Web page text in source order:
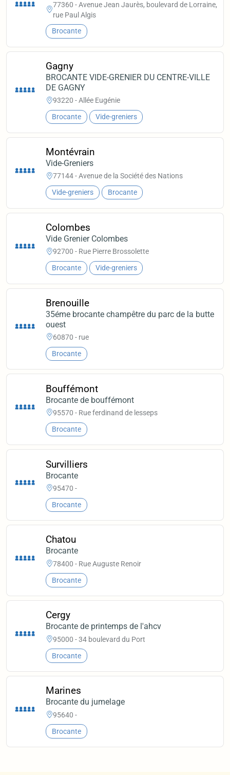
77360 - Avenue Jean Jaurès, boulevard de Lorraine,
rue Paul Algis
Brocante
Gagny
BROCANTE VIDE-GRENIER DU CENTRE-VILLE
DE GAGNY
93220 - Allée Eugénie
Brocante Vide-greniers
Montévrain
Vide-Greniers
77144 - Avenue de la Société des Nations
Vide-greniers Brocante
Colombes
Vide Grenier Colombes
92700 - Rue Pierre Brossolette
Brocante Vide-greniers
Brenouille
35éme brocante champêtre du parc de la butte
ouest
60870 - rue
Brocante
Bouffémont
Brocante de bouffémont
95570 - Rue ferdinand de lesseps
Brocante
Survilliers
Brocante
95470 -
Brocante
Chatou
Brocante
78400 - Rue Auguste Renoir
Brocante
Cergy
Brocante de printemps de l'ahcv
95000 - 34 boulevard du Port
Brocante
Marines
Brocante du jumelage
95640 -
Brocante